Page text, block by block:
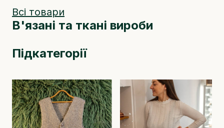
Всі товари
В'язані та ткані вироби
Підкатегорії